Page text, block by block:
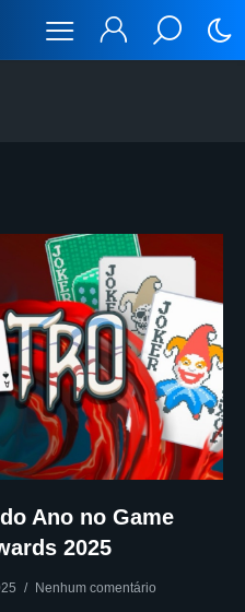
Ano no Game
2025
Nenhum comentário